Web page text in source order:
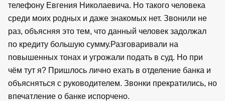
телефону Евгения Николаевича. Но такого человека
среди моих родных и даже знакомых нет. Звонили не
раз, объясняя это тем, что данный человек задолжал
по кредиту большую сумму.Разговаривали на
повышенных тонах и угрожали подать в суд. Но при
чём тут я? Пришлось лично ехать в отделение банка и
объясняться с руководителем. Звонки прекратились, но
впечатление о банке испорчено.